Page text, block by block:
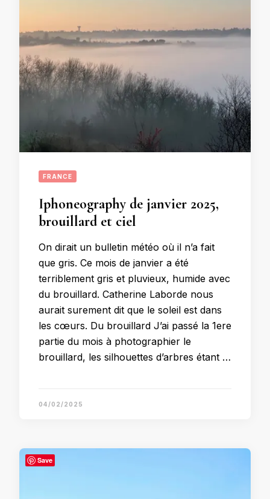
FRANCE
Iphoneography de janvier 2025,
brouillard et ciel
On dirait un bulletin météo où il n’a fait
que gris. Ce mois de janvier a été
terriblement gris et pluvieux, humide avec
du brouillard. Catherine Laborde nous
aurait surement dit que le soleil est dans
les cœurs. Du brouillard J’ai passé la 1ere
partie du mois à photographier le
brouillard, les silhouettes d’arbres étant …
04/02/2025
Save